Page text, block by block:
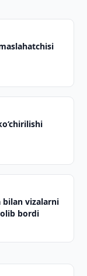
bilan vizalarni
bordi